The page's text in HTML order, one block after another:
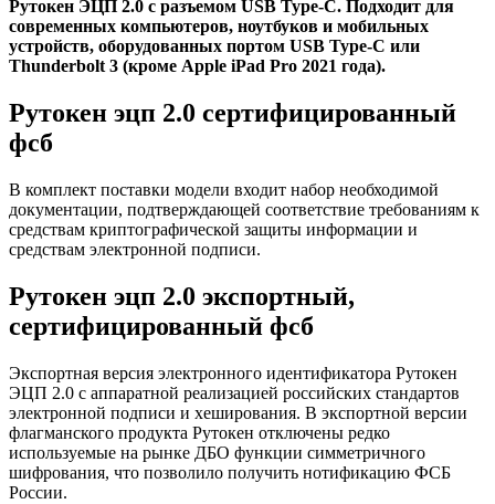
Рутокен ЭЦП 2.0 с разъемом USB Type-C. Подходит для
современных компьютеров, ноутбуков и мобильных
устройств, оборудованных портом USB Type-C или
Thunderbolt 3 (кроме Apple iPad Pro 2021 года).
Рутокен эцп 2.0 сертифицированный
фсб
В комплект поставки модели входит набор необходимой
документации, подтверждающей соответствие требованиям к
средствам криптографической защиты информации и
средствам электронной подписи.
Рутокен эцп 2.0 экспортный,
сертифицированный фсб
Экспортная версия электронного идентификатора Рутокен
ЭЦП 2.0 с аппаратной реализацией российских стандартов
электронной подписи и хеширования. В экспортной версии
флагманского продукта Рутокен отключены редко
используемые на рынке ДБО функции симметричного
шифрования, что позволило получить нотификацию ФСБ
России.